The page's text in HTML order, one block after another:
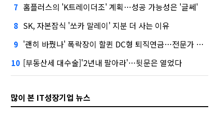
7 홈플러스의 'K트레이더조' 계획…성공 가능성은 '글쎄'
8 SK, 자본잠식 '쏘카 말레이' 지분 더 사는 이유
9 '괜히 바꿨나' 폭락장이 할퀸 DC형 퇴직연금…전문가 조언은
10 [부동산세 대수술]'2년내 팔아라'…뒷문은 열었다
많이 본 IT성장기업 뉴스